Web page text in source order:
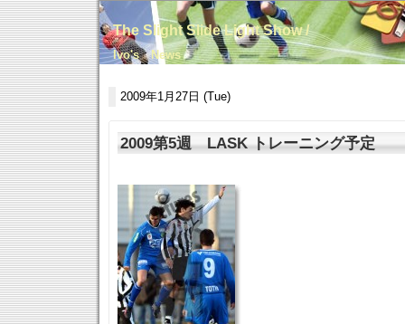
The Slight Slide Light Show /
Ivo's News
2009年1月27日 (Tue)
2009第5週 LASK トレーニング予定